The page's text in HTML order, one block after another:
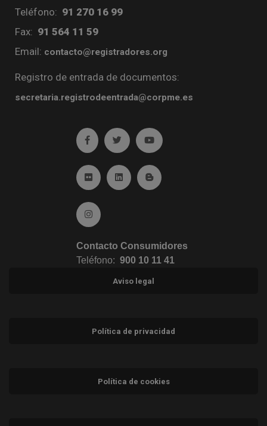
Teléfono: 91 270 16 99
Fax: 91 564 11 59
Email: contacto@registradores.org
Registro de entrada de documentos:
secretaria.registrodeentrada@corpme.es
Ir a facebook (abre en ventana nueva)
Ir a twitter (abre en ventana nueva)
Ir a YouTube (abre en
Ir a Flickr (abre en ventana nueva)
Ir a Linkedin (abre en ventana nueva)
Ir al Blog (abre en ventana
Ir a Instagram (abre en ventana nueva)
Contacto Consumidores
Teléfono: 900 10 11 41
Aviso legal
Política de privacidad
Política de cookies